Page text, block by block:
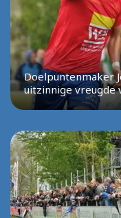
Doelpuntenmaker
uitzinnige vreugde